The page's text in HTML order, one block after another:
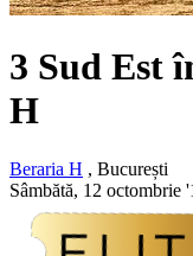
3 Sud Est
H
Beraria H , București
Sâmbătă, 12 octombrie